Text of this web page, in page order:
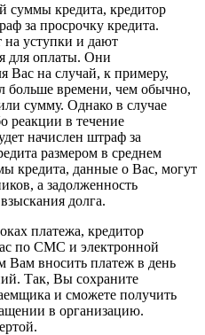
суммы кредита, кредитор
за просрочку кредита.
на уступки и дают
для оплаты. Они
Вас на случай, к примеру,
больше времени, чем обычно,
сумму. Однако в случае
реакции в течение
начислен штраф за
размером в среднем
кредита, данные о Вас, могут
а задолженность
долга.
платежа, кредитор
по СМС и электронной
Вам вносить платеж в день
Так, Вы сохраните
и сможете получить
в организацию.